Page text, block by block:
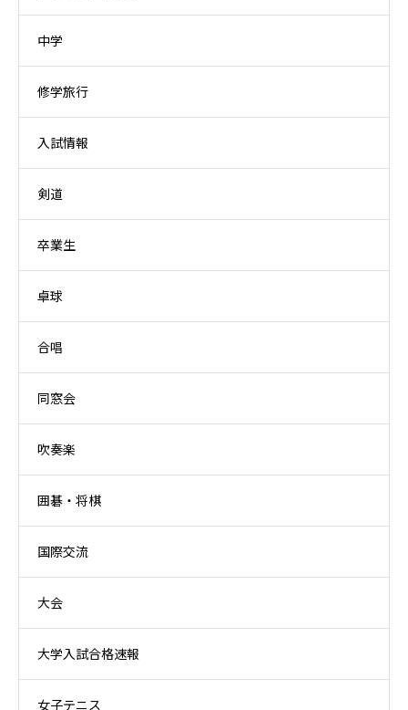
中学
修学旅行
入試情報
剣道
卒業生
卓球
合唱
同窓会
吹奏楽
囲碁・将棋
国際交流
大会
大学入試合格速報
女子テニス